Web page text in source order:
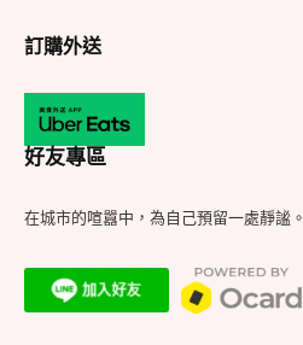
訂購外送
好友專區
在城市的喧囂中，為自己預留一處靜謐。